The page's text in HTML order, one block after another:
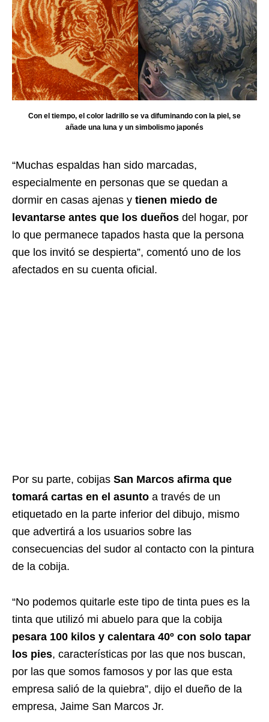
Con el tiempo, el color ladrillo se va difuminando con la piel, se
añade una luna y un simbolismo japonés
“Muchas espaldas han sido marcadas,
especialmente en personas que se quedan a
dormir en casas ajenas y tienen miedo de
levantarse antes que los dueños del hogar, por
lo que permanece tapados hasta que la persona
que los invitó se despierta”, comentó uno de los
afectados en su cuenta oficial.
Por su parte, cobijas San Marcos afirma que
tomará cartas en el asunto a través de un
etiquetado en la parte inferior del dibujo, mismo
que advertirá a los usuarios sobre las
consecuencias del sudor al contacto con la pintura
de la cobija.
“No podemos quitarle este tipo de tinta pues es la
tinta que utilizó mi abuelo para que la cobija
pesara 100 kilos y calentara 40º con solo tapar
los pies, características por las que nos buscan,
por las que somos famosos y por las que esta
empresa salió de la quiebra”, dijo el dueño de la
empresa, Jaime San Marcos Jr.